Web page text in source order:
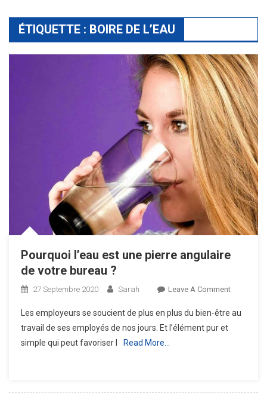
ÉTIQUETTE : BOIRE DE L’EAU
Pourquoi l’eau est une pierre angulaire
de votre bureau ?
27 Septembre 2020 Sarah Leave A CommentOn
L’eau
Les employeurs se soucient de plus en plus du bien-être au
travail de ses employés de nos jours. Et l’élément pur et
simple qui peut favoriser l
Read More…